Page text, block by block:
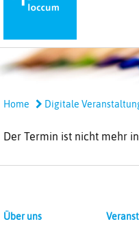
Home Digitale
Der Termin ist nicht mehr
Über uns